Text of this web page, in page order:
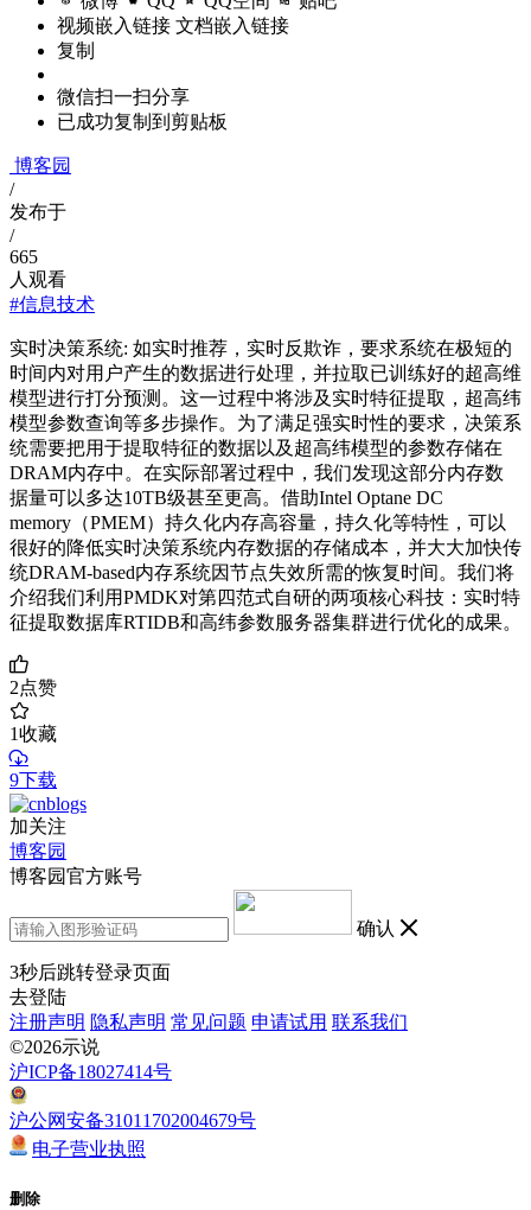
视频嵌入链接 文档嵌入链接
复制
微信扫一扫分享
已成功复制到剪贴板
博客园
/
发布于
/
665
人观看
#信息技术
实时决策系统: 如实时推荐，实时反欺诈，要求系统在极短的
时间内对用户产生的数据进行处理，并拉取已训练好的超高维
模型进行打分预测。这一过程中将涉及实时特征提取，超高纬
模型参数查询等多步操作。为了满足强实时性的要求，决策系
统需要把用于提取特征的数据以及超高纬模型的参数存储在
DRAM内存中。在实际部署过程中，我们发现这部分内存数
据量可以多达10TB级甚至更高。借助Intel Optane DC
memory（PMEM）持久化内存高容量，持久化等特性，可以
很好的降低实时决策系统内存数据的存储成本，并大大加快传
统DRAM-based内存系统因节点失效所需的恢复时间。我们将
介绍我们利用PMDK对第四范式自研的两项核心科技：实时特
征提取数据库RTIDB和高纬参数服务器集群进行优化的成果。
2点赞
1收藏
9下载
加关注
博客园
博客园官方账号
确认
3秒后跳转登录页面
去登陆
注册声明 隐私声明 常见问题 申请试用 联系我们
©2026示说
沪ICP备18027414号
沪公网安备31011702004679号
电子营业执照
删除